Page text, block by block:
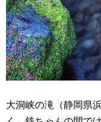
大洞峡の滝（静岡県